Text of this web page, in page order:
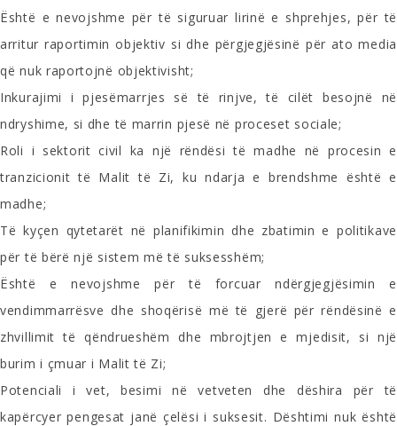
Është e nevojshme për të siguruar lirinë e shprehjes, për të
arritur raportimin objektiv si dhe përgjegjësinë për ato media
që nuk raportojnë objektivisht;
Inkurajimi i pjesëmarrjes së të rinjve, të cilët besojnë në
ndryshime, si dhe të marrin pjesë në proceset sociale;
Roli i sektorit civil ka një rëndësi të madhe në procesin e
tranzicionit të Malit të Zi, ku ndarja e brendshme është e
madhe;
Të kyçen qytetarët në planifikimin dhe zbatimin e politikave
për të bërë një sistem më të suksesshëm;
Është e nevojshme për të forcuar ndërgjegjësimin e
vendimmarrësve dhe shoqërisë më të gjerë për rëndësinë e
zhvillimit të qëndrueshëm dhe mbrojtjen e mjedisit, si një
burim i çmuar i Malit të Zi;
Potenciali i vet, besimi në vetveten dhe dëshira për të
kapërcyer pengesat janë çelësi i suksesit. Dështimi nuk është